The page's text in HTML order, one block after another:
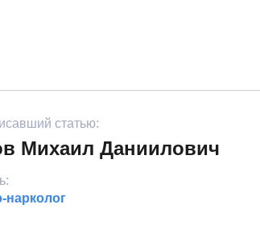
статью:
Михаил Даниилович
нарколог